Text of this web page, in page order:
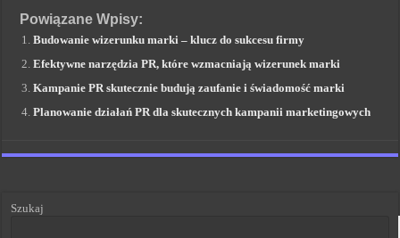
Powiązane Wpisy:
Budowanie wizerunku marki – klucz do sukcesu firmy
Efektywne narzędzia PR, które wzmacniają wizerunek marki
Kampanie PR skutecznie budują zaufanie i świadomość marki
Planowanie działań PR dla skutecznych kampanii marketingowych
Szukaj